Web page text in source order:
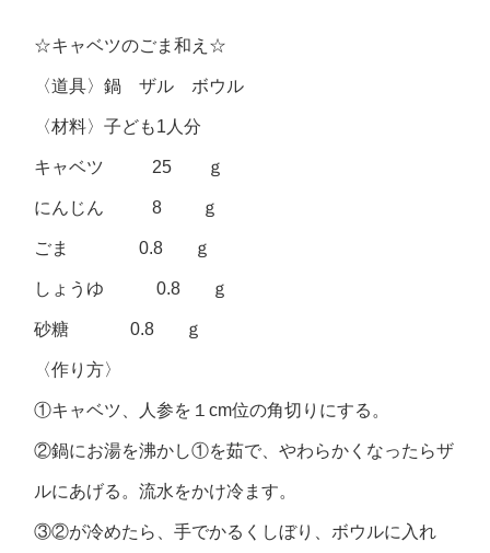
☆キャベツのごま和え☆
〈道具〉鍋 ザル ボウル
〈材料〉子ども1人分
キャベツ 25 ｇ
にんじん 8 ｇ
ごま 0.8 ｇ
しょうゆ 0.8 ｇ
砂糖 0.8 ｇ
〈作り方〉
①キャベツ、人参を１cm位の角切りにする。
②鍋にお湯を沸かし①を茹で、やわらかくなったらザ
ルにあげる。流水をかけ冷ます。
③②が冷めたら、手でかるくしぼり、ボウルに入れ